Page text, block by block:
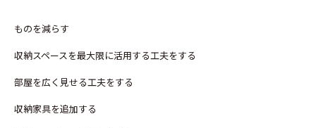
ものを減らす
収納スペースを最大限に活用する工夫をする
部屋を広く見せる工夫をする
収納家具を追加する